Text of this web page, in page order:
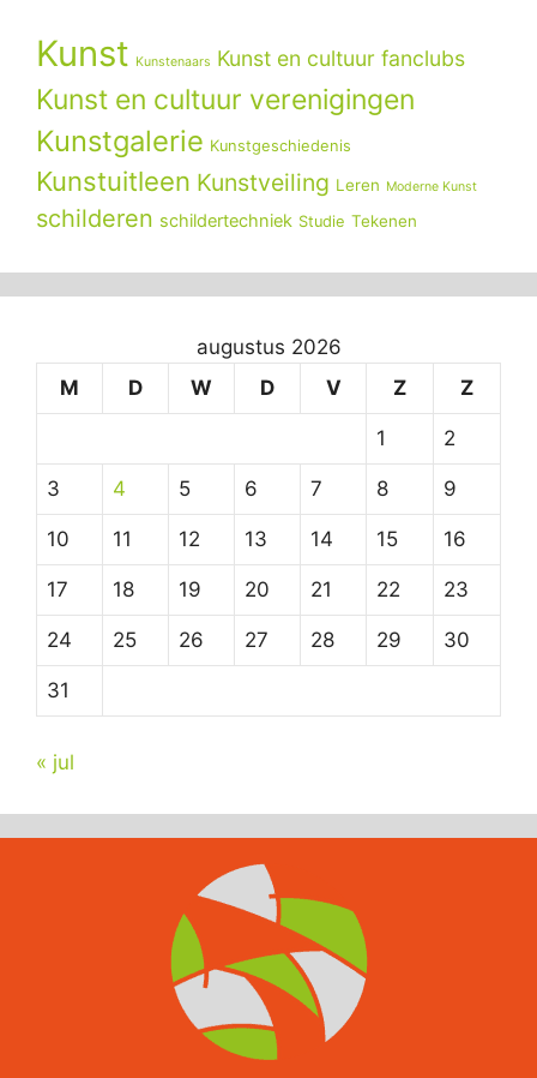
Kunst Kunstenaars Kunst en cultuur fanclubs
Kunst en cultuur verenigingen
Kunstgalerie Kunstgeschiedenis
Kunstuitleen Kunstveiling Leren Moderne Kunst
schilderen schildertechniek Studie Tekenen
augustus 2026
M
D W D V Z Z
1 2
3 4 5 6 7 8 9
10 11 12 13 14 15 16
17 18 19 20 21 22 23
24 25 26 27 28 29 30
31
« jul